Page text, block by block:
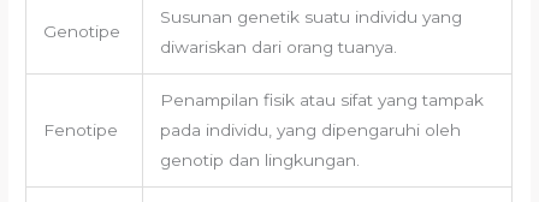
Genotipe
Susunan genetik suatu individu yang
diwariskan dari orang tuanya.
Fenotipe
Penampilan fisik atau sifat yang tampak
pada individu, yang dipengaruhi oleh
genotip dan lingkungan.